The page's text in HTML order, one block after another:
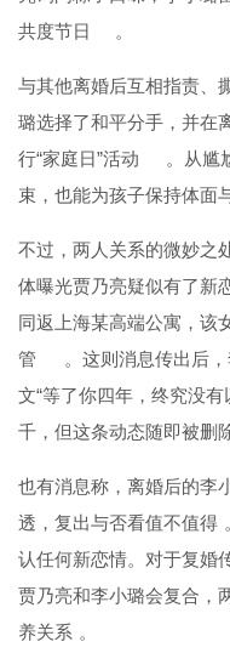
共度节日
。
与其他离婚后互相指责、
璐选择了和平分手，并在
行“家庭日”活动
。从尴
束，也能为孩子保持体面
不过，两人关系的微妙之
体曝光贾乃亮疑似有了
同返上海某高端公寓，该
管
。这则消息传出后
文“等了你四年，终究没
千，但这条动态随即被删
也有消息称，离婚后的李
透，复出与否看值不值得
认任何新恋情。对于复婚
贾乃亮和李小璐会复合，
养关系 。